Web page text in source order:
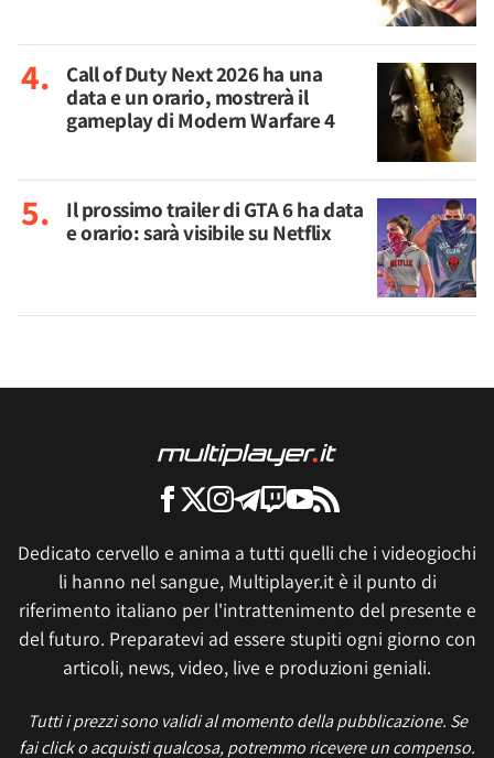
Call of Duty Next 2026 ha una
data e un orario, mostrerà il
gameplay di Modern Warfare 4
Il prossimo trailer di GTA 6 ha data
e orario: sarà visibile su Netflix
Dedicato cervello e anima a tutti quelli che i videogiochi
li hanno nel sangue, Multiplayer.it è il punto di
riferimento italiano per l'intrattenimento del presente e
del futuro. Preparatevi ad essere stupiti ogni giorno con
articoli, news, video, live e produzioni geniali.
Tutti i prezzi sono validi al momento della pubblicazione. Se
fai click o acquisti qualcosa, potremmo ricevere un compenso.